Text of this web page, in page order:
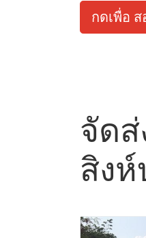
กดเพื่อ
จัด
สิงห์